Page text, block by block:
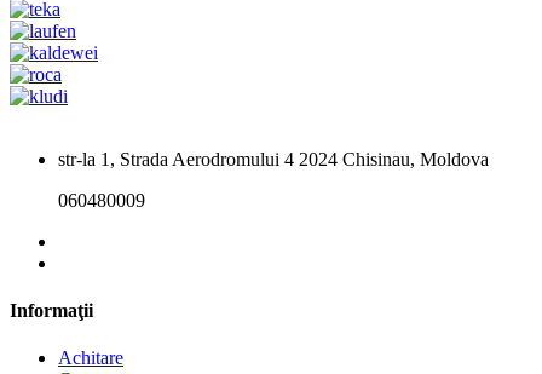
str-la 1, Strada Aerodromului 4 2024 Chisinau, Moldova
060480009
Informaţii
Achitare